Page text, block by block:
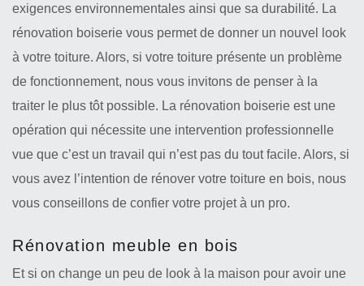
exigences environnementales ainsi que sa durabilité. La
rénovation boiserie vous permet de donner un nouvel look
à votre toiture. Alors, si votre toiture présente un problème
de fonctionnement, nous vous invitons de penser à la
traiter le plus tôt possible. La rénovation boiserie est une
opération qui nécessite une intervention professionnelle
vue que c’est un travail qui n’est pas du tout facile. Alors, si
vous avez l’intention de rénover votre toiture en bois, nous
vous conseillons de confier votre projet à un pro.
Rénovation meuble en bois
Et si on change un peu de look à la maison pour avoir une